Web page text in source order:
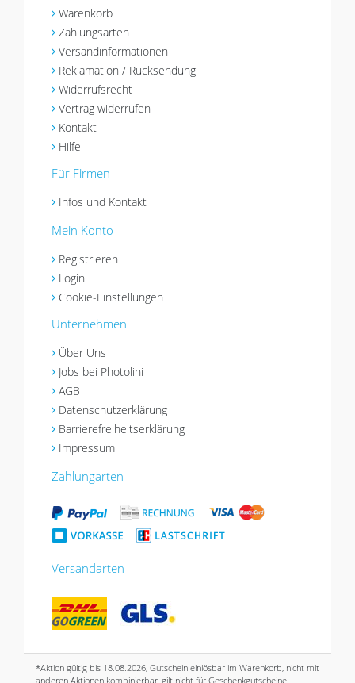
Warenkorb
Zahlungsarten
Versandinformationen
Reklamation / Rücksendung
Widerrufsrecht
Vertrag widerrufen
Kontakt
Hilfe
Für Firmen
Infos und Kontakt
Mein Konto
Registrieren
Login
Cookie-Einstellungen
Unternehmen
Über Uns
Jobs bei Photolini
AGB
Datenschutzerklärung
Barrierefreiheitserklärung
Impressum
Zahlungarten
Versandarten
*Aktion gültig bis 18.08.2026, Gutschein einlösbar im Warenkorb, nicht mit
anderen Aktionen kombinierbar, gilt nicht für Geschenkgutscheine.